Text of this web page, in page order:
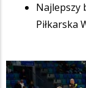
Najlepszy
Piłkarska